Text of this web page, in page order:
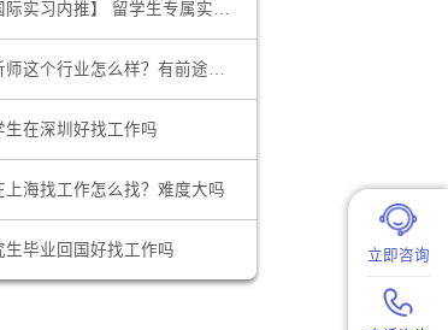
数据分析师这个行业怎么样？有前途吗？
海归留学生在深圳好找工作吗